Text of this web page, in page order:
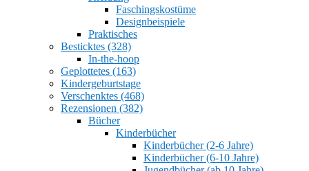
Faschingskostüme
Designbeispiele
Praktisches
Besticktes (328)
In-the-hoop
Geplottetes (163)
Kindergeburtstage
Verschenktes (468)
Rezensionen (382)
Bücher
Kinderbücher
Kinderbücher (2-6 Jahre)
Kinderbücher (6-10 Jahre)